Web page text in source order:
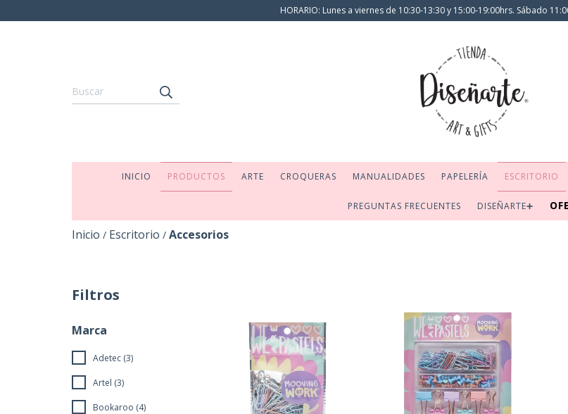
HORARIO: Lunes a viernes de 10:30-13:30 y 15:00-19:00hrs. Sábado
INICIO PRODUCTOS ARTE CROQUERAS MANUALIDADES PAPELERÍA ESCRITORIO
PREGUNTAS FRECUENTES DISEÑARTE➕
Inicio / Escritorio / Accesorios
Filtros
Marca
Adetec (3)
Artel (3)
Bookaroo (4)